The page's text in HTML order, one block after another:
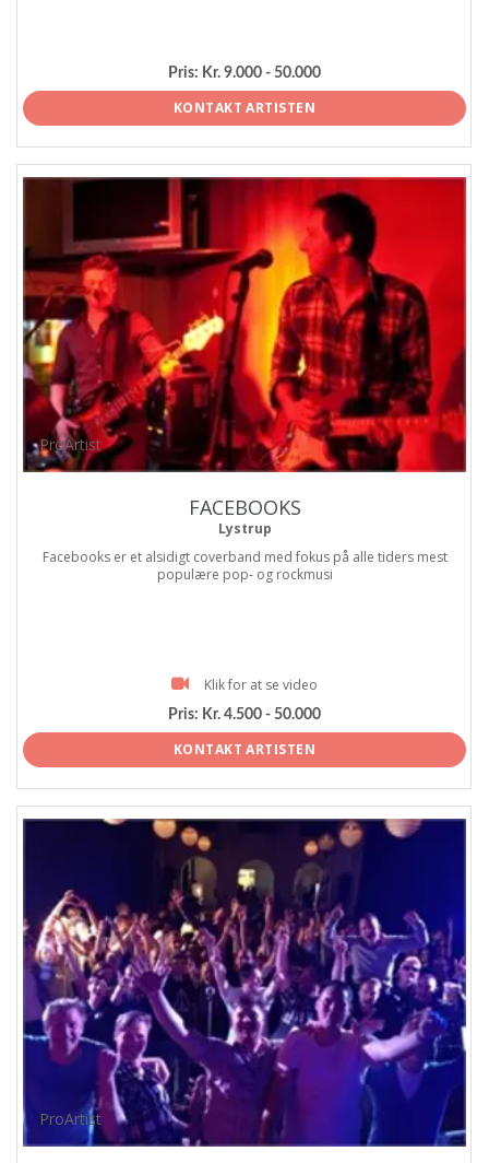
Pris: Kr. 9.000 - 50.000
KONTAKT ARTISTEN
ProArtist
FACEBOOKS
Lystrup
Facebooks er et alsidigt coverband med fokus på alle tiders mest
populære pop- og rockmusi
Klik for at se video
Pris: Kr. 4.500 - 50.000
KONTAKT ARTISTEN
ProArtist